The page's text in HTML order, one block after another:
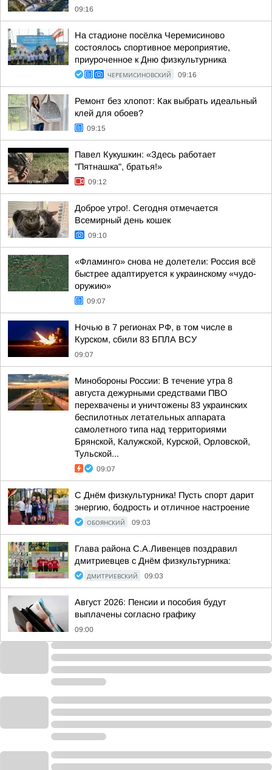
09:16
На стадионе посёлка Черемисиново
состоялось спортивное мероприятие,
приуроченное к Дню физкультурника
ЧЕРЕМИСИНОВСКИЙ 09:16
Ремонт без хлопот: Как выбрать идеальный
клей для обоев?
09:15
Павел Кукушкин: «Здесь работает
"Пятнашка", братья!»
09:12
Доброе утро!. Сегодня отмечается
Всемирный день кошек
09:10
«Фламинго» снова не долетели: Россия всё
быстрее адаптируется к украинскому «чудо-
оружию»
09:07
Ночью в 7 регионах РФ, в том числе в
Курском, сбили 83 БПЛА ВСУ
09:07
Минобороны России: В течение утра 8
августа дежурными средствами ПВО
перехвачены и уничтожены 83 украинских
беспилотных летательных аппарата
самолетного типа над территориями
Брянской, Калужской, Курской, Орловской,
Тульской...
09:07
С Днём физкультурника! Пусть спорт дарит
энергию, бодрость и отличное настроение
ОБОЯНСКИЙ 09:03
Глава района С.А.Ливенцев поздравил
дмитриевцев с Днём физкультурника:
ДМИТРИЕВСКИЙ 09:03
Август 2026: Пенсии и пособия будут
выплачены согласно графику
09:00